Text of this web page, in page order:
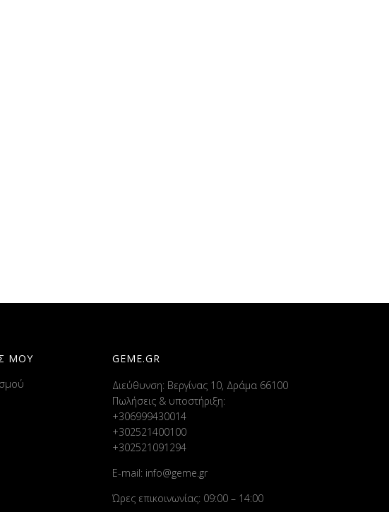
ΜΟΥ
GEME.GR
Διεύθυνση: Βεργίνας 10, Δράμα 66100
Πωλήσεις & υποστήριξη:
+306999430014
+302521400100
+302521091294
E-mail: info@geme.gr
Ώρες επικοινωνίας: 09:00 – 14:00